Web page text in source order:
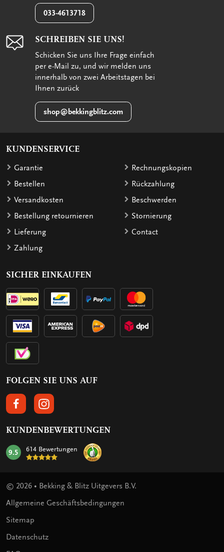
033-4613718
SCHREIBEN SIE UNS!
Schicken Sie uns Ihre Frage einfach
per e-Mail zu, und wir melden uns
innerhalb von zwei Arbeitstagen bei
Ihnen zurück
shop@bekkingblitz.com
KUNDENSERVICE
Garantie
Bestellen
Versandkosten
Bestellung retournieren
Lieferung
Zahlung
Rechnungskopien
Rückzahlung
Beschwerden
Stornierung
Contact
SICHER EINKAUFEN
FOLGEN SIE UNS AUF
FOLGEN SIE UNS AUF FACEBOOK
FOLGEN SIE UNS AUF INSTAGRAM
KUNDENBEWERTUNGEN
mark:
9.5 614 Bewertungen
© 2026 • Bekking & Blitz Uitgevers B.V.
Allgemeine Geschäftsbedingungen
Sitemap
Datenschutz